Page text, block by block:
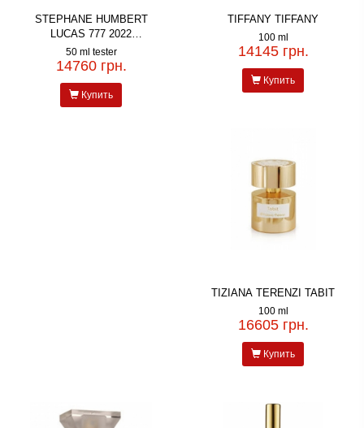
STEPHANE HUMBERT
LUCAS 777 2022
GENERATION FEMME 50ML
TESTER
50 ml tester
14760 грн.
Купить
TIFFANY TIFFANY
100 ml
14145 грн.
Купить
TIZIANA TERENZI TABIT
100 ml
16605 грн.
Купить